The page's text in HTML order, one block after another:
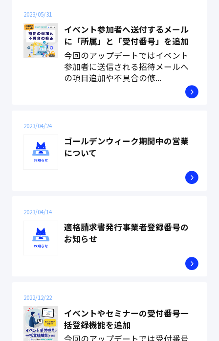
2023/05/31
イベント参加者へ送付するメール
に「所属」と「受付番号」を追加
今回のアップデートではイベント
参加者に送信される招待メールへ
の項目追加や不具合の修...
2023/04/24
ゴールデンウィーク期間中の営業
について
2023/04/14
適格請求書発行事業者登録番号の
お知らせ
2022/12/22
イベントやセミナーの受付番号一
括登録機能を追加